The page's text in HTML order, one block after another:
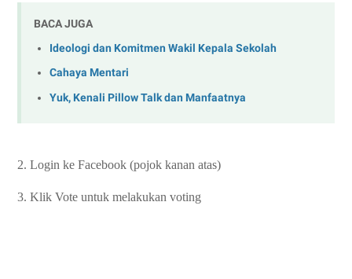
BACA JUGA
Ideologi dan Komitmen Wakil Kepala Sekolah
Cahaya Mentari
Yuk, Kenali Pillow Talk dan Manfaatnya
2. Login ke Facebook (pojok kanan atas)
3. Klik Vote untuk melakukan voting